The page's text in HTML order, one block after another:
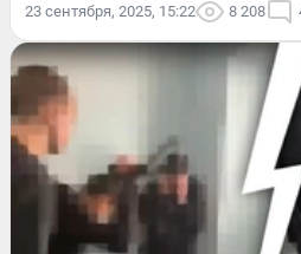
23 сентября, 2025, 15:22 8 208